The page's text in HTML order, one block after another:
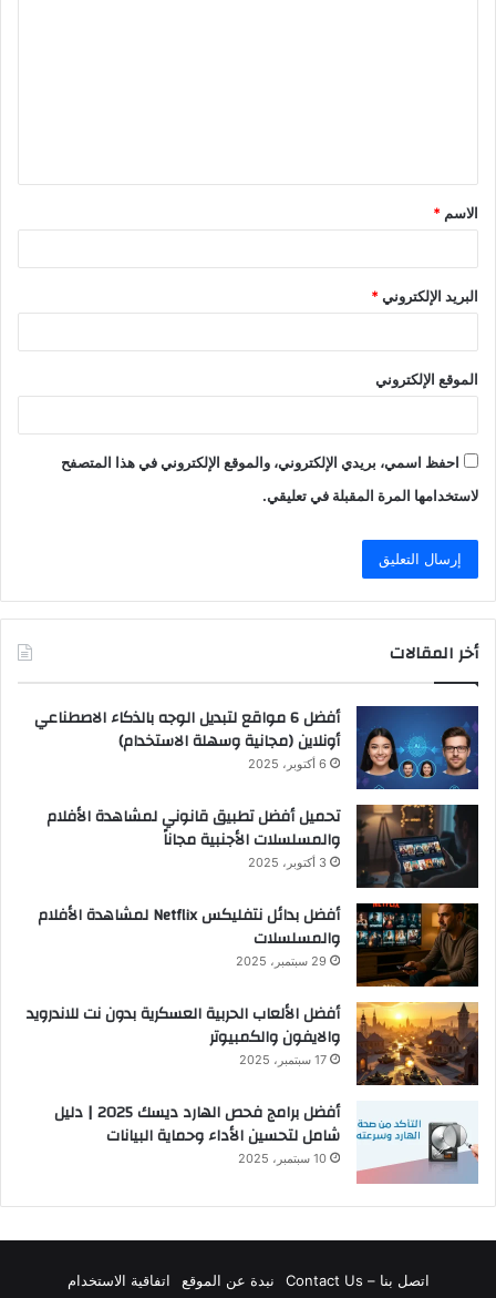
ق
*
الاسم *
البريد الإلكتروني*
الموقع الإلكتروني
احفظ اسمي، بريدي الإلكتروني، والموقع الإلكتروني في هذا المتصفح
لاستخدامها المرة المقبلة في تعليقي.
أخر المقالات
أفضل 6 مواقع لتبديل الوجه بالذكاء الاصطناعي
أونلاين (مجانية وسهلة الاستخدام)
6 أكتوبر، 2025
تحميل أفضل تطبيق قانوني لمشاهدة الأفلام
والمسلسلات الأجنبية مجاناً
3 أكتوبر، 2025
أفضل بدائل نتفليكس Netflix لمشاهدة الأفلام
والمسلسلات
29 سبتمبر، 2025
أفضل الألعاب الحربية العسكرية بدون نت للاندرويد
والايفون والكمبيوتر
17 سبتمبر، 2025
أفضل برامج فحص الهارد ديسك 2025 | دليل
شامل لتحسين الأداء وحماية البيانات
10 سبتمبر، 2025
اتصل بنا – Contact Us نبدة عن الموقع اتفاقية الاستخدام